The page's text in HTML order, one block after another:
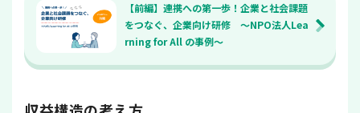
【前編】連携への第一歩！企業と社会課題
をつなぐ、企業向け研修 〜NPO法人Lea
rning for All の事例〜